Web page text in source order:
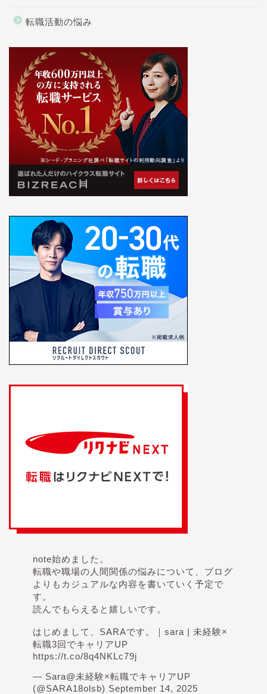
転職活動の悩み
note始めました。
転職や職場の人間関係の悩みについて、ブログ
よりもカジュアルな内容を書いていく予定で
す。
読んでもらえると嬉しいです。
はじめまして、SARAです。｜sara | 未経験×
転職3回でキャリアUP
https://t.co/8q4NKLc79j
— Sara@未経験×転職でキャリアUP
(@SARA18olsb) September 14, 2025